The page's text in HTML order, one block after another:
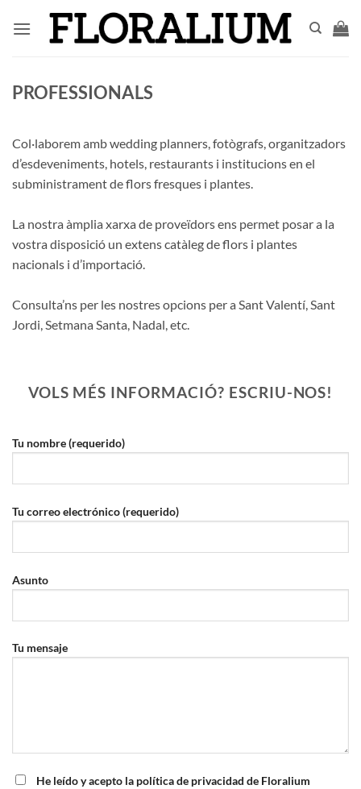
PROFESSIONALS
Col·laborem amb wedding planners, fotògrafs, organitzadors
d’esdeveniments, hotels, restaurants i institucions en el
subministrament de flors fresques i plantes.
La nostra àmplia xarxa de proveïdors ens permet posar a la
vostra disposició un extens catàleg de flors i plantes
nacionals i d’importació.
Consulta’ns per les nostres opcions per a Sant Valentí, Sant
Jordi, Setmana Santa, Nadal, etc.
VOLS MÉS INFORMACIÓ? ESCRIU-NOS!
Tu nombre (requerido)
Tu correo electrónico (requerido)
Asunto
Tu mensaje
He leído y acepto la política de privacidad de Floralium